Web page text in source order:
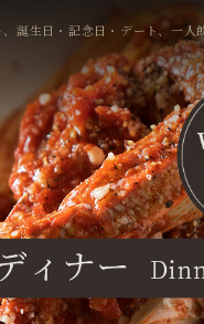
誕生日・記念日・デート、一人